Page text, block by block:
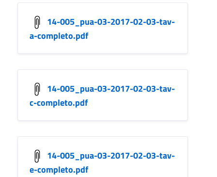
14-005_pua-03-2017-02-03-tav-
a-completo.pdf
14-005_pua-03-2017-02-03-tav-
c-completo.pdf
14-005_pua-03-2017-02-03-tav-
e-completo.pdf